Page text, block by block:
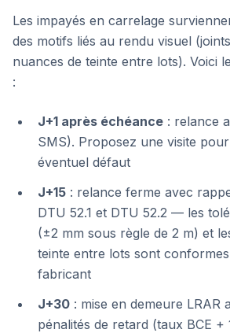
Les impayés en carrelage
des motifs liés au rendu visuel
nuances de teinte entre lots). Voici
:
J+1 après échéance : relance
SMS). Proposez une visite
éventuel défaut
J+15 : relance ferme avec
DTU 52.1 et DTU 52.2 — les
(±2 mm sous règle de 2 m) et
teinte entre lots sont
fabricant
J+30 : mise en demeure LRAR
pénalités de retard (taux BCE +